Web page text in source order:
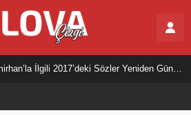
İlgili 2017’deki Sözler Yeniden Gündemde